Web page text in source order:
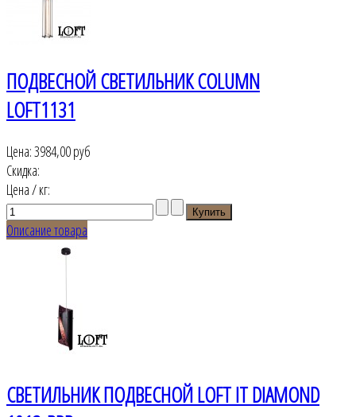
ПОДВЕСНОЙ СВЕТИЛЬНИК COLUMN
LOFT1131
Цена:3984,00 руб
Скидка:
Цена / кг:
Описание товара
СВЕТИЛЬНИК ПОДВЕСНОЙ LOFT IT DIAMOND